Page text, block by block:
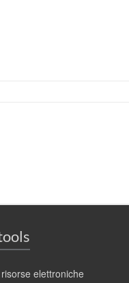
elettroniche